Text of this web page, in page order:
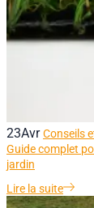
23Avr Conseils
Guide complet
jardin
Lire la suite